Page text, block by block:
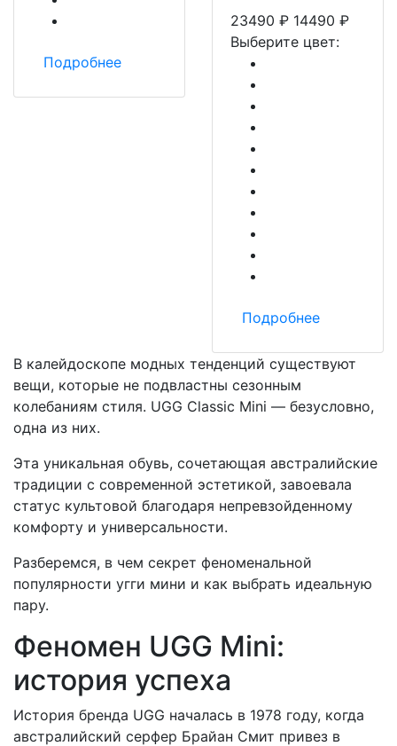
Подробнее
23490 ₽ 14490 ₽
Выберите цвет:
Подробнее
В калейдоскопе модных тенденций существуют
вещи, которые не подвластны сезонным
колебаниям стиля. UGG Classic Mini — безусловно,
одна из них.
Эта уникальная обувь, сочетающая австралийские
традиции с современной эстетикой, завоевала
статус культовой благодаря непревзойденному
комфорту и универсальности.
Разберемся, в чем секрет феноменальной
популярности угги мини и как выбрать идеальную
пару.
Феномен UGG Mini:
история успеха
История бренда UGG началась в 1978 году, когда
австралийский серфер Брайан Смит привез в